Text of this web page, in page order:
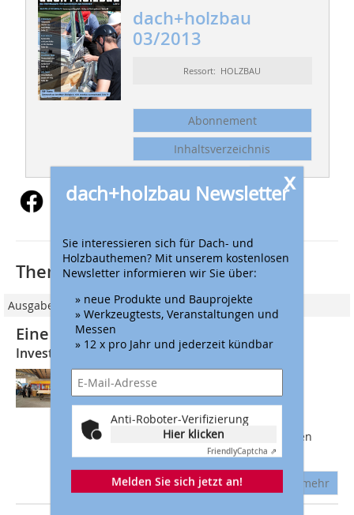
dach+holzbau
03/2013
Ressort: HOLZBAU
Abonnement
Inhaltsverzeichnis
x
dach+holzbau Newsletter
Sie interessieren sich für Dach- und
Holzbauthemen? Mit unserem kostenlosen
Newsletter informieren wir Sie über:
» neue Produkte und Bauprojekte
» Werkzeugtests, Veranstaltungen und
Messen
» 12 x pro Jahr und jederzeit kündbar
Anti-Roboter-Verifizierung
Hier klicken
FriendlyCaptcha ⇗
Melden Sie sich jetzt an!
Thematisch passende Artikel:
Ausgabe 04/2021
Eine Investition in die Zukunft
Investition in die Zukunft
Der Holzbaubetrieb Vorderwisch in
Gütersloh hat sich auf die Bereiche
Ingenieurholzbau, Holzrahmenbau,
Brückenbau, Sanierungs- und
Fassadenarbeiten spezialisiert. Für den
Abbund von Dachstühlen,...
mehr